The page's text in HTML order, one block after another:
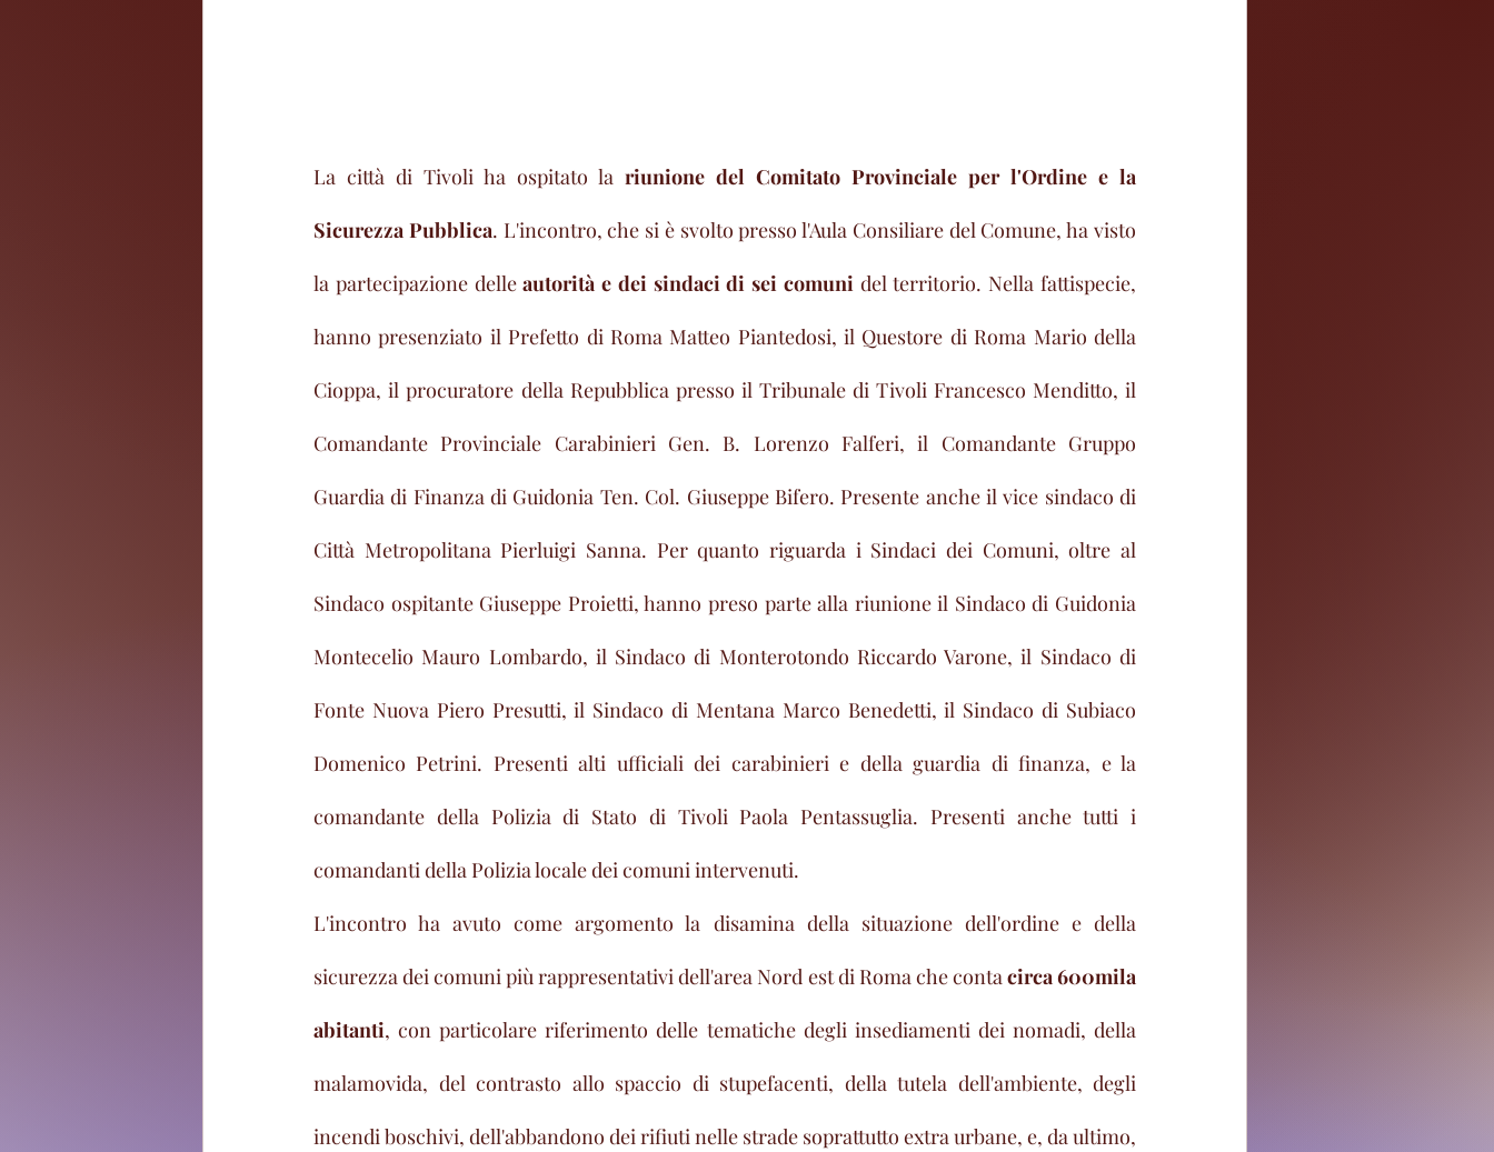
La città di Tivoli ha ospitato la riunione del Comitato Provinciale per l'Ordine e la
Sicurezza Pubblica. L'incontro, che si è svolto presso l'Aula Consiliare del Comune, ha visto
la partecipazione delle autorità e dei sindaci di sei comuni del territorio. Nella fattispecie,
hanno presenziato il Prefetto di Roma Matteo Piantedosi, il Questore di Roma Mario della
Cioppa, il procuratore della Repubblica presso il Tribunale di Tivoli Francesco Menditto, il
Comandante Provinciale Carabinieri Gen. B. Lorenzo Falferi, il Comandante Gruppo
Guardia di Finanza di Guidonia Ten. Col. Giuseppe Bifero. Presente anche il vice sindaco di
Città Metropolitana Pierluigi Sanna. Per quanto riguarda i Sindaci dei Comuni, oltre al
Sindaco ospitante Giuseppe Proietti, hanno preso parte alla riunione il Sindaco di Guidonia
Montecelio Mauro Lombardo, il Sindaco di Monterotondo Riccardo Varone, il Sindaco di
Fonte Nuova Piero Presutti, il Sindaco di Mentana Marco Benedetti, il Sindaco di Subiaco
Domenico Petrini. Presenti alti ufficiali dei carabinieri e della guardia di finanza, e la
comandante della Polizia di Stato di Tivoli Paola Pentassuglia. Presenti anche tutti i
comandanti della Polizia locale dei comuni intervenuti.
L'incontro ha avuto come argomento la disamina della situazione dell'ordine e della
sicurezza dei comuni più rappresentativi dell'area Nord est di Roma che conta circa 600mila
abitanti, con particolare riferimento delle tematiche degli insediamenti dei nomadi, della
malamovida, del contrasto allo spaccio di stupefacenti, della tutela dell'ambiente, degli
incendi boschivi, dell'abbandono dei rifiuti nelle strade soprattutto extra urbane, e, da ultimo,